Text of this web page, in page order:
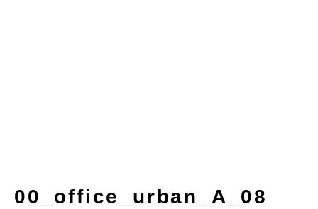
00_office_urban_A_08